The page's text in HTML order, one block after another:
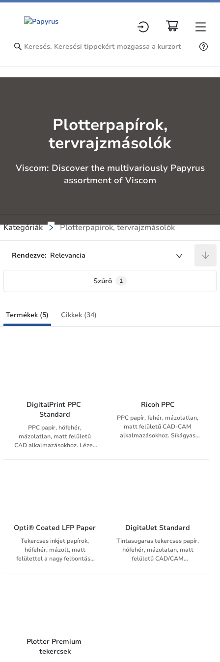
Plotterpapírok,
tervrajzmásolók
Viscom: Discover the multivariously Papyrus
assortment of Viscom
Kategóriák Plotterpapírok, tervrajzmásolók
Rendezve: Relevancia
Szűrő 1
Termékek (5) Cikkek (34)
DigitalPrint PPC
Standard
PPC papír, hófehér,
mázolatlan, matt felületű
CAD alkalmazásokhoz. Lézer
Ricoh PPC
PPC papír, fehér, mázolatlan,
matt felületű CAD-CAM
alkalmazásokhoz. Síkágyas
Opti® Coated LFP Paper
Tekercses inkjet papírok,
hófehér, mázolt, matt
felülettel a nagy felbontású
DigitalJet Standard
Tintasugaras tekercses papír,
hófehér, mázolatan, matt
felületű CAD/CAM
Plotter Premium
tekercsek